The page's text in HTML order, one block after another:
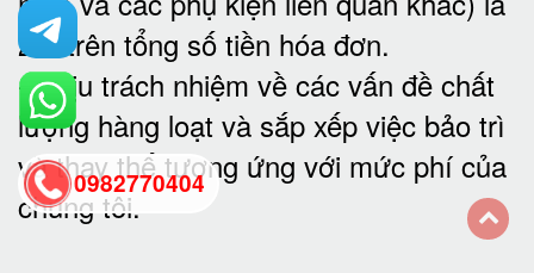
2% trên tổng số tiền hóa đơn.
-Chịu trách nhiệm về các vấn đề chất
lượng hàng loạt và sắp xếp việc bảo trì
và thay thế tương ứng với mức phí của
chúng tôi.
0982770404